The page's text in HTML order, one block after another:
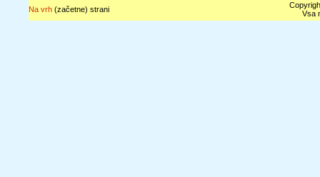
Na vrh(začetne) strani
Vsa